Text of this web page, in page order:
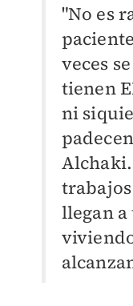
"No es
veces
tienen
ni
llegan